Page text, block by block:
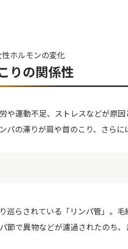
ホルモンの変化
りの関係性
や運動不足、ストレスなどが原
パの滞りが肩や首のこり、さら
巡らされている「リンパ管」。
節で異物などが濾過されたのち